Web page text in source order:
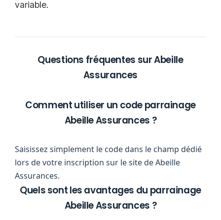
variable.
Questions fréquentes sur Abeille
Assurances
Comment utiliser un code parrainage
Abeille Assurances ?
Saisissez simplement le code dans le champ dédié
lors de votre inscription sur le site de Abeille
Assurances.
Quels sont les avantages du parrainage
Abeille Assurances ?